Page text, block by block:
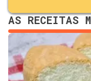
AS RECEITAS